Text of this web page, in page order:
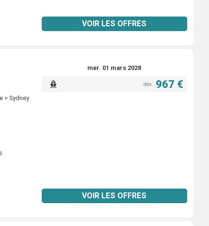
VOIR LES OFFRES
> Sydney
mer. 01 mars 2028
dès 967 €
VOIR LES OFFRES